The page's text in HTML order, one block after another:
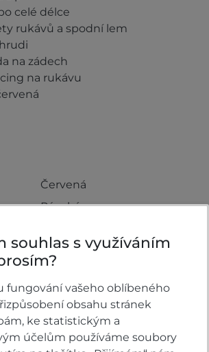
celé délce
rukávů a spodní lem
na zádech
na rukávu
Červená
Pánské
produktu (0)
produktu: Mikina Honda Racing
souhlas s využíváním
fungování vašeho oblíbeného
obsahu stránek
ke statistickým a
účelům používáme soubory